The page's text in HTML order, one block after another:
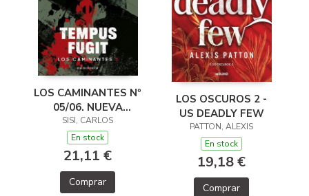
LOS CAMINANTES Nº
05/06. NUEVA
EDICIÓN
SISI, CARLOS
En stock
21,11 €
Comprar
LOS OSCUROS 2 -
US DEADLY FEW
PATTON, ALEXIS
En stock
19,18 €
Comprar